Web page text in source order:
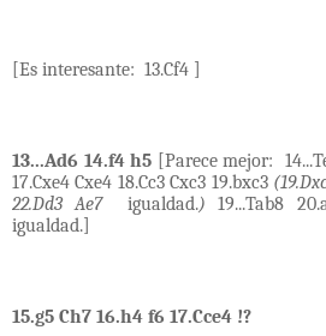
[Es interesante: 13.Cf4 ]
13...Ad6 14.f4 h5 [Parece mejor:
17.Cxe4 Cxe4 18.Cc3 Cxc3 19.bxc3
22.Dd3 Ae7
igualdad.)19...Tab8
igualdad.]
15.g5 Ch7 16.h4 f6 17.Cce4 !?